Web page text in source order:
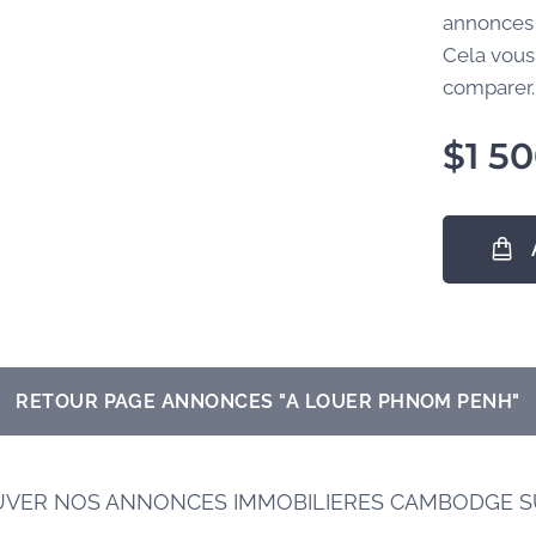
Cela
$1
RETOUR PAGE ANNONCES "A LOUER PHNOM PENH"
NOS ANNONCES IMMOBILIERES CAMBODGE